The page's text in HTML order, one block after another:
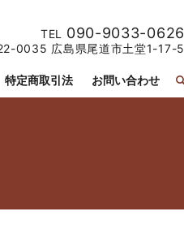
特定商取引法 お問い合わせ
TEL 090-9033-0626
0035 広島県尾道市土堂1-17-5